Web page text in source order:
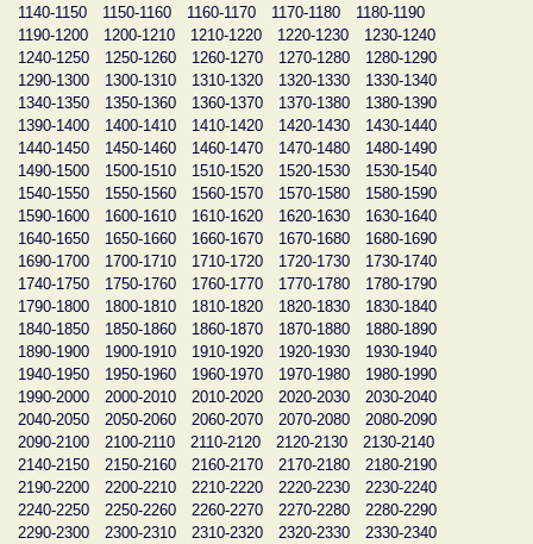
1140-1150
1150-1160 1160-1170 1170-1180
1180-1190
1190-1200
1200-1210 1210-1220 1220-1230
1230-1240
1240-1250
1250-1260 1260-1270 1270-1280
1280-1290
1290-1300
1300-1310 1310-1320 1320-1330
1330-1340
1340-1350
1350-1360 1360-1370 1370-1380
1380-1390
1390-1400
1400-1410 1410-1420 1420-1430
1430-1440
1440-1450
1450-1460 1460-1470 1470-1480
1480-1490
1490-1500
1500-1510 1510-1520 1520-1530
1530-1540
1540-1550
1550-1560 1560-1570 1570-1580
1580-1590
1590-1600
1600-1610 1610-1620 1620-1630
1630-1640
1640-1650
1650-1660 1660-1670 1670-1680
1680-1690
1690-1700
1700-1710 1710-1720 1720-1730
1730-1740
1740-1750
1750-1760 1760-1770 1770-1780
1780-1790
1790-1800
1800-1810 1810-1820 1820-1830
1830-1840
1840-1850
1850-1860 1860-1870 1870-1880
1880-1890
1890-1900
1900-1910 1910-1920 1920-1930
1930-1940
1940-1950
1950-1960 1960-1970 1970-1980
1980-1990
1990-2000
2000-2010 2010-2020 2020-2030
2030-2040
2040-2050
2050-2060 2060-2070 2070-2080
2080-2090
2090-2100
2100-2110 2110-2120 2120-2130
2130-2140
2140-2150
2150-2160 2160-2170 2170-2180
2180-2190
2190-2200
2200-2210 2210-2220 2220-2230
2230-2240
2240-2250
2250-2260 2260-2270 2270-2280
2280-2290
2290-2300
2300-2310 2310-2320 2320-2330
2330-2340